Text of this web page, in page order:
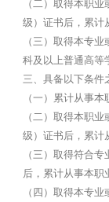
（二）取得本职
级）证书后，累计
（三）取得本专
科及以上普通高等
三、具备以下条
（一）累计从事
（二）取得本职
级）证书后，累计
（三）取得符合
后，累计从事本职
（四）取得本专